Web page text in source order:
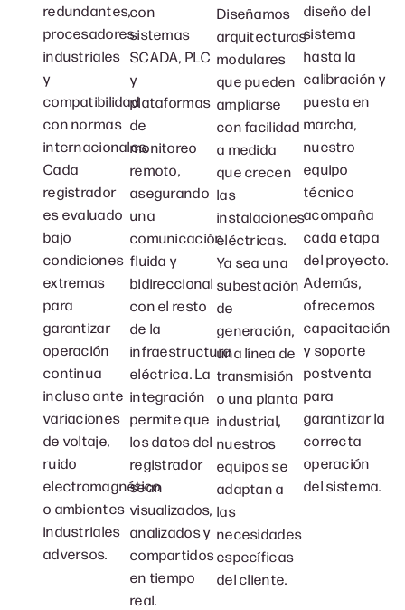
redundantes,
procesadores
industriales
y
compatibilidad
con normas
internacionales.
Cada
registrador
es evaluado
bajo
condiciones
extremas
para
garantizar
operación
continua
incluso ante
variaciones
de voltaje,
ruido
electromagnético
o ambientes
industriales
adversos.
con
sistemas
SCADA, PLC
y
plataformas
de
monitoreo
remoto,
asegurando
una
comunicación
fluida y
bidireccional
con el resto
de la
infraestructura
eléctrica. La
integración
permite que
los datos del
registrador
sean
visualizados,
analizados y
compartidos
en tiempo
real.
Diseñamos
arquitecturas
modulares
que pueden
ampliarse
con facilidad
a medida
que crecen
las
instalaciones
eléctricas.
Ya sea una
subestación
de
generación,
una línea de
transmisión
o una planta
industrial,
nuestros
equipos se
adaptan a
las
necesidades
específicas
del cliente.
diseño del
sistema
hasta la
calibración y
puesta en
marcha,
nuestro
equipo
técnico
acompaña
cada etapa
del proyecto.
Además,
ofrecemos
capacitación
y soporte
postventa
para
garantizar la
correcta
operación
del sistema.